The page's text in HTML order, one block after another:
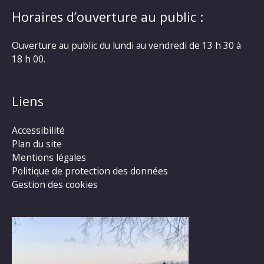
Horaires d’ouverture au public :
Ouverture au public du lundi au vendredi de 13 h 30 à
18 h 00.
Liens
Accessibilité
Plan du site
Mentions légales
Politique de protection des données
Gestion des cookies